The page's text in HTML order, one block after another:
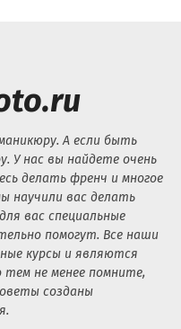
А если быть
У нас вы найдете очень
делать френч и многое
научили вас делать
вас специальные
помогут. Все наши
курсы и являются
тем не менее помните,
созданы